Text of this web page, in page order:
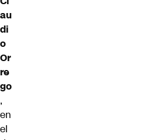
au
di
o
Or
re
go
,
en
el